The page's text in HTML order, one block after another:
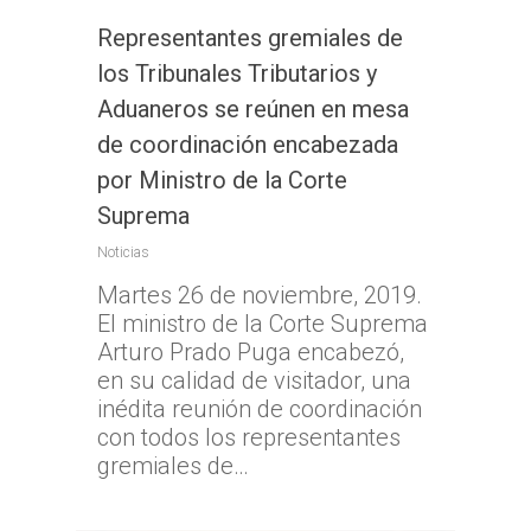
Representantes gremiales de
los Tribunales Tributarios y
Aduaneros se reúnen en mesa
de coordinación encabezada
por Ministro de la Corte
Suprema
Noticias
Martes 26 de noviembre, 2019.
El ministro de la Corte Suprema
Arturo Prado Puga encabezó,
en su calidad de visitador, una
inédita reunión de coordinación
con todos los representantes
gremiales de…
Qué es TTA
Estadísticas TTA
TTA Transparente
Solicitud de acceso a la
Qué y cómo
Qué reclamar
Procedimientos y
Reclamación
Actividad TTA
Normativa
Jurisprudencia
Tribunales por
Zona Norte
Noticias